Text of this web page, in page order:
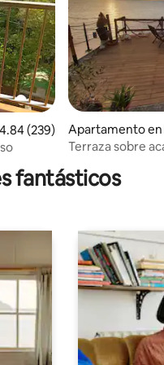
promedio: 4.84 de
4.84 (239)
Apartamento en
Terraza sobre
fantásticos